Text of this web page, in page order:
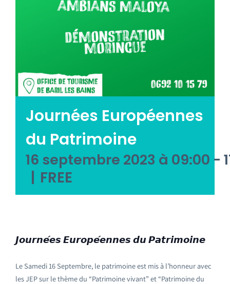
Journées Européennes
du Patrimoine
16 septembre 2023 à 09:00 -
| FREE
𝙅𝙤𝙪𝙧𝙣𝙚́𝙚𝙨 𝙀𝙪𝙧𝙤𝙥𝙚́𝙚𝙣𝙣𝙚𝙨 𝙙𝙪 𝙋𝙖𝙩𝙧𝙞𝙢𝙤𝙞𝙣𝙚
Le Samedi 16 Septembre, le patrimoine est mis à l’honneur avec
les JEP sur le thème du “Patrimoine vivant” et “Patrimoine du